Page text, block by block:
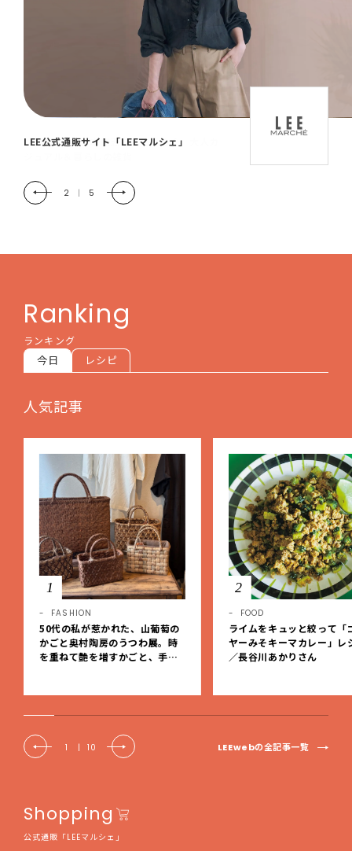
「LEE DAYS」本物志向にときめく。大人カ
2 | 5
Ranking
ランキング
今日 レシピ
人気記事
1
FASHION
50代の私が惹かれた、山葡萄の
かごと奥村陶房のうつわ展。時
を重ねて艶を増すかごと、手仕
2
FOOD
ライムをキュッと絞って「
ヤーみそキーマカレー」レ
／長谷川あかりさん
1 | 10 LEEwebの全記事一覧
Shopping
公式通販「LEEマルシェ」